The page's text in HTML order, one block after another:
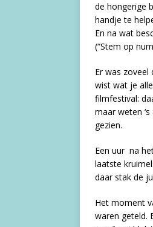
de hongerige
handje te
En na wat
(“Stem op
Er was
wist wat je
filmfestival:
maar weten
gezien.
Een uur na
laatste
daar stak de
Het moment
waren geteld.